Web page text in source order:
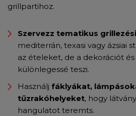
grillpartihoz.
Szervezz tematikus
mediterrán, texasi vagy ázsiai
az ételeket, de a dekorációt
különlegessé teszi.
Használj fáklyákat,
tűzrakóhelyeket, hogy
hangulatot teremts.